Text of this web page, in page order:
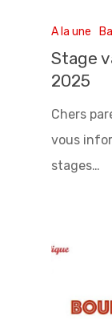
A la une
Stage
2025
Chers
vous
stages…